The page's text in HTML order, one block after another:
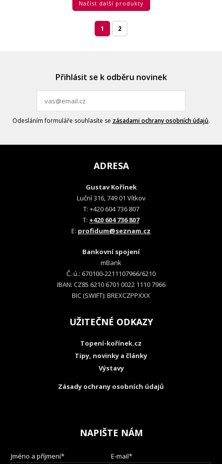
Načíst další produkty
1 2
Přihlásit se k odběru novinek
Odesláním formuláře souhlasíte se zásadami ochrany osobních údajů.
ADRESA
Gustav Kořínek
Luční 316, 749 01 Vítkov
T: +420 604 736 807
T: +420 604 736 807
E: profidum@seznam.cz
Bankovní spojení
mBank
Č. ú.: 670100-2211107966/6210
IBAN: CZ85 6210 6701 0022 1110 7966
BIC (SWIFT): BREXCZPPXXX
UŽITEČNÉ ODKAZY
Topení-kořínek.cz
Tipy, novinky a články
Výstavy
Zásady ochrany osobních údajů
NAPIŠTE NÁM
Jméno a příjmení* E-mail*